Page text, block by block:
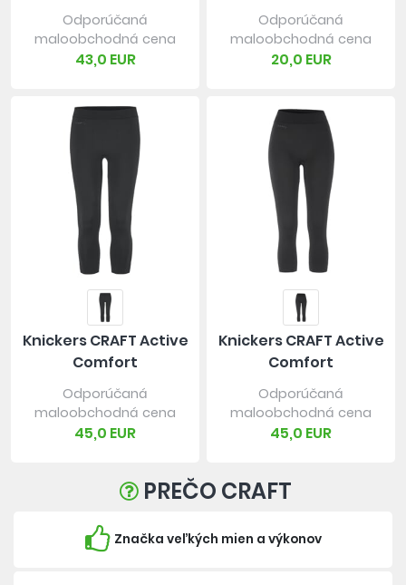
Odporúčaná
maloobchodná cena
43,0 EUR
Odporúčaná
maloobchodná cena
20,0 EUR
Knickers CRAFT Active
Comfort
Odporúčaná
maloobchodná cena
45,0 EUR
Knickers CRAFT Active
Comfort
Odporúčaná
maloobchodná cena
45,0 EUR
PREČO CRAFT
Značka veľkých mien a výkonov